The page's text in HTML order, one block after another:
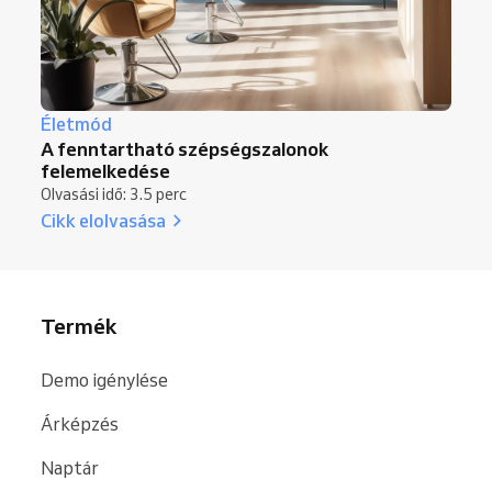
Életmód
A fenntartható szépségszalonok
felemelkedése
Olvasási idő: 3.5 perc
Cikk elolvasása
Termék
Demo igénylése
Árképzés
Naptár